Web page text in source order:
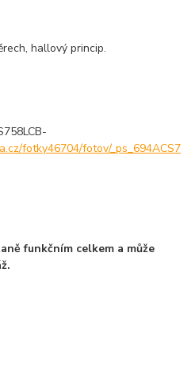
hallový princip.
fotky46704/fotov/_ps_694ACS7
funkčním celkem a může